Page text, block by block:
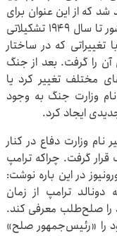
که از این عنوان برای
چنین تشکیلاتی استفاده می‌کند. خود این کشور تا سال ۱۹۴۹ تشکیلاتی
تغییراتی که در ساختار
آن را گرفت. بعد از جنگ
مختلف تغییر کرد یا
وزارت جنگ به وجود
ایجاد کرد.
نام وزارت دفاع در کنار
گرفت. چراکه ترامپ
در این باره نوشت:‌
ترامپ از زمان
را صلح‌طلب معرفی کند.
را «رئیس‌جمهور صلح»